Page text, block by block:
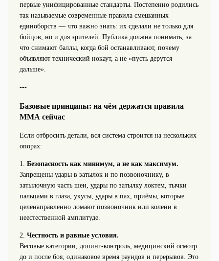
первые унифицированные стандарты. Постепенно родились
так называемые современные правила смешанных
единоборств — что важно знать: их сделали не только для
бойцов, но и для зрителей. Публика должна понимать, за
что снимают баллы, когда бой останавливают, почему
объявляют технический нокаут, а не «пусть дерутся
дальше».
---
Базовые принципы: на чём держатся правила
ММА сейчас
Если отбросить детали, вся система строится на нескольких
опорах:
1. Безопасность как минимум, а не как максимум.
Запрещены удары в затылок и по позвоночнику, в
затылочную часть шеи, удары по затылку локтем, тычки
пальцами в глаза, укусы, удары в пах, приёмы, которые
целенаправленно ломают позвоночник или колени в
неестественной амплитуде.
2. Честность и равные условия.
Весовые категории, допинг‑контроль, медицинский осмотр
до и после боя, одинаковое время раундов и перерывов. Это